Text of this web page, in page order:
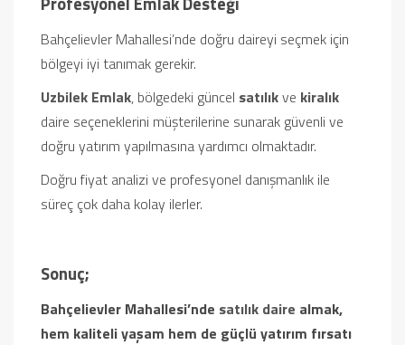
Bahçelievler Mahallesi’nde doğru daireyi seçmek için
bölgeyi iyi tanımak gerekir.
Uzbilek Emlak, bölgedeki güncel satılıkve kiralık
daire seçeneklerini müşterilerine sunarak güvenli ve
doğru yatırım yapılmasına yardımcı olmaktadır.
Doğru fiyat analizi ve profesyonel danışmanlık ile
süreç çok daha kolay ilerler.
Sonuç;
Bahçelievler Mahallesi’nde satılık daire almak,
hem kaliteli yaşam hem de güçlü yatırım fırsatı